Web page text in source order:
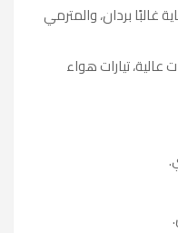
غالبًا بردان، والمترمي
تيارات هواء